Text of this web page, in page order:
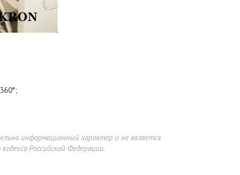
информационный характер и не является
Российской Федерации.